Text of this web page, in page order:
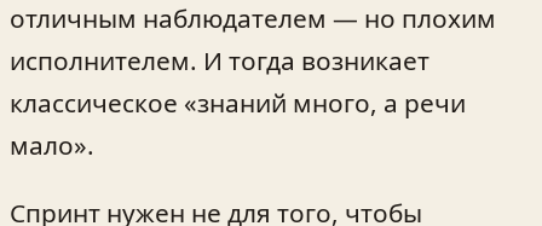
отличным наблюдателем — но плохим
исполнителем. И тогда возникает
классическое «знаний много, а речи
мало».
Спринт нужен не для того, чтобы